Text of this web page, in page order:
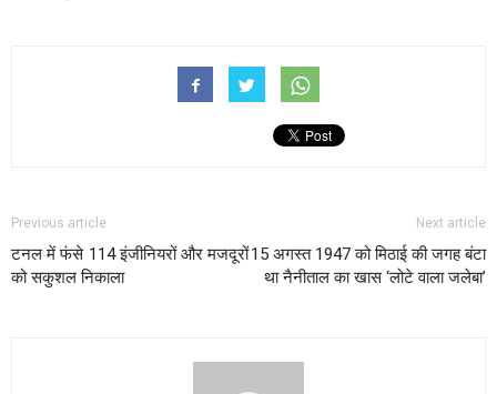
Previous article
टनल में फंसे 114 इंजीनियरों और मजदूरों
को सकुशल निकाला
Next article
15 अगस्त 1947 को मिठाई की जगह बंटा
था नैनीताल का खास ‘लोटे वाला जलेबा’